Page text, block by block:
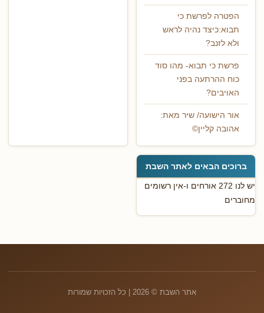
הפטרה לפרשת כי
תבוא:כיצד נהיה לראש
ולא לזנב?
פרשת כי תבוא- מהו סוד
כוח ההרתעה בפני
האויבים?
אור הישועה/ שיר מאת:
אהובה קליין©
ברוכים הבאים לאתר השבת
יש לנו 272 אורחים ו-אין רשומים
מחוברים
אתר השבת © 2026 | כל הזכויות שמורות